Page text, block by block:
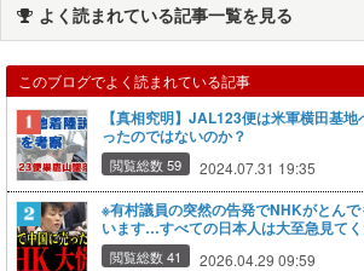
よく読まれている記事一覧を見る
このブログでよく読まれている記事
【真相究明】JAL123便は米軍横田基
ったのではないのか？
閲覧総数 59 2024.07.31 19:35
※有村議員の突然の告発でNHKがとん
います…すべての日本人は大至急見て
子/NHK】
閲覧総数 41 2026.04.29 09:59